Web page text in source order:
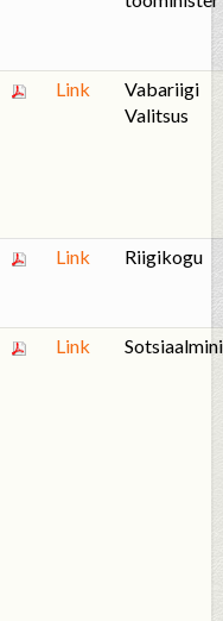
Link
Vabariigi
Valitsus
Link Riigikogu
Link